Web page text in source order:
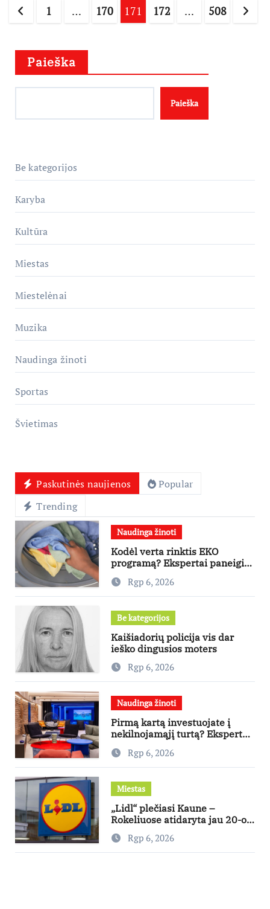
Įrašų
1 … 170 171 172 … 508
Paieška
Paieška
Be kategorijos
Karyba
Kultūra
Miestas
Miestelėnai
Muzika
Naudinga žinoti
Sportas
Švietimas
Paskutinės naujienos
Popular
Trending
Naudinga žinoti
Kodėl verta rinktis EKO
programą? Ekspertai paneigia
dažniausius mitus
Rgp 6, 2026
Be kategorijos
Kaišiadorių policija vis dar
ieško dingusios moters
Rgp 6, 2026
Naudinga žinoti
Pirmą kartą investuojate į
nekilnojamąjį turtą? Ekspertas
pataria, kaip pasirinkti būstą,
kuris generuos grąžą
Rgp 6, 2026
Miestas
„Lidl“ plečiasi Kaune –
Rokeliuose atidaryta jau 20-oji
parduotuvė mieste
Rgp 6, 2026